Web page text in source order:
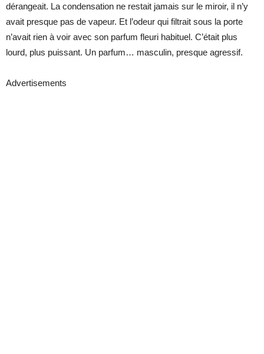
dérangeait. La condensation ne restait jamais sur le miroir, il n’y
avait presque pas de vapeur. Et l’odeur qui filtrait sous la porte
n’avait rien à voir avec son parfum fleuri habituel. C’était plus
lourd, plus puissant. Un parfum… masculin, presque agressif.
Advertisements